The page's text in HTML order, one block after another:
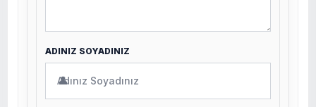
ADINIZ SOYADINIZ
👤